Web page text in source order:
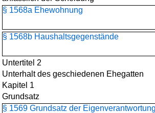
§ 1568a Ehewohnung
§ 1568b Haushaltsgegenstände
Untertitel 2
Unterhalt des geschiedenen Ehegatten
Kapitel 1
Grundsatz
§ 1569 Grundsatz der Eigenverantwortung